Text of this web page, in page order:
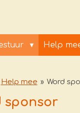
Help
Help mee » Word
sponsor